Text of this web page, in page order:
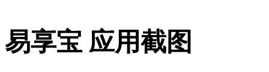
易享宝 应用截图